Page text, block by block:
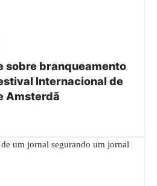
sobre branqueamento
Internacional de
Amsterdã